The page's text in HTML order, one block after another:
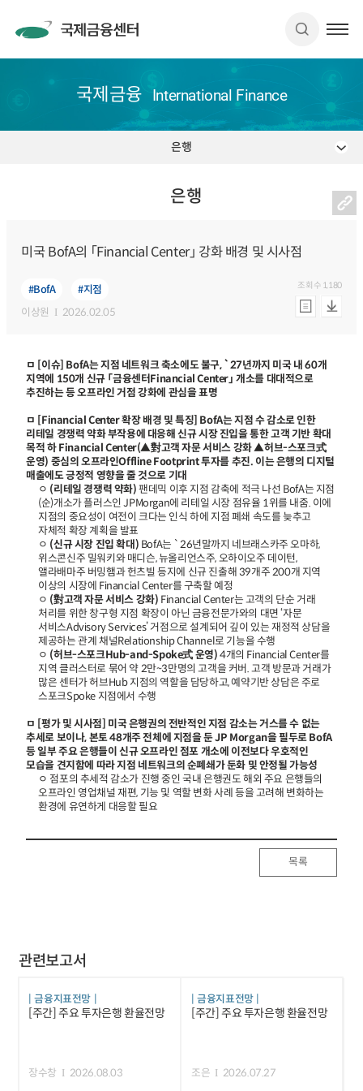
국제금융 International Finance
은행
은행
미국 BofA의 「Financial Center」 강화 배경 및 시사점
#BofA
#지점
이상원
2026.02.05
조회수 1,180
ㅁ [이슈] BofA는 지점 네트워크 축소에도 불구, `27년까지 미국 내 60개
지역에 150개 신규 「금융센터Financial Center」 개소를 대대적으로
추진하는 등 오프라인 거점 강화에 관심을 표명
ㅁ [Financial Center 확장 배경 및 특징] BofA는 지점 수 감소로 인한
리테일 경쟁력 약화 부작용에 대응해 신규 시장 진입을 통한 고객 기반 확대
목적 하 Financial Center(▲對고객 자문 서비스 강화 ▲허브-스포크式
운영) 중심의 오프라인Offline Footprint 투자를 추진. 이는 은행의 디지털
매출에도 긍정적 영향을 줄 것으로 기대
ㅇ (리테일 경쟁력 약화)팬데믹 이후 지점 감축에 적극 나선 BofA는 지점
(순)개소가 플러스인 JPMorgan에 리테일 시장 점유율 1위를 내줌. 이에
지점의 중요성이 여전이 크다는 인식 하에 지점 폐쇄 속도를 늦추고
자체적 확장 계획을 발표
ㅇ (신규 시장 진입 확대) BofA는 `26년말까지 네브래스카주 오마하,
위스콘신주 밀워키와 매디슨, 뉴올리언스주, 오하이오주 데이턴,
앨라배마주 버밍햄과 헌츠빌 등지에 신규 진출해 39개주 200개 지역
이상의 시장에 Financial Center를 구축할 예정
ㅇ (對고객 자문 서비스 강화) Financial Center는 고객의 단순 거래
처리를 위한 창구형 지점 확장이 아닌 금융전문가와의 대면 ‘자문
서비스Advisory Services’ 거점으로 설계되어 깊이 있는 재정적 상담을
제공하는 관계 채널Relationship Channel로 기능을 수행
ㅇ (허브-스포크Hub-and-Spoke式 운영)4개의 Financial Center를
지역 클러스터로 묶어 약 2만~3만명의 고객을 커버. 고객 방문과 거래가
많은 센터가 허브Hub 지점의 역할을 담당하고, 예약기반 상담은 주로
스포크Spoke 지점에서 수행
ㅁ [평가 및 시사점] 미국 은행권의 전반적인 지점 감소는 거스를 수 없는
추세로 보이나, 본토 48개주 전체에 지점을 둔 JP Morgan을 필두로 BofA
등 일부 주요 은행들이 신규 오프라인 점포 개소에 이전보다 우호적인
모습을 견지함에 따라 지점 네트워크의 순폐쇄가 둔화 및 안정될 가능성
ㅇ 점포의 추세적 감소가 진행 중인 국내 은행권도 해외 주요 은행들의
오프라인 영업채널 재편, 기능 및 역할 변화 사례 등을 고려해 변화하는
환경에 유연하게 대응할 필요
목록
관련보고서
금융지표전망
[주간] 주요 투자은행 환율전망
장수창 2026.08.03
금융지표전망
[주간] 주요 투자은행 환율전망
조은 2026.07.27